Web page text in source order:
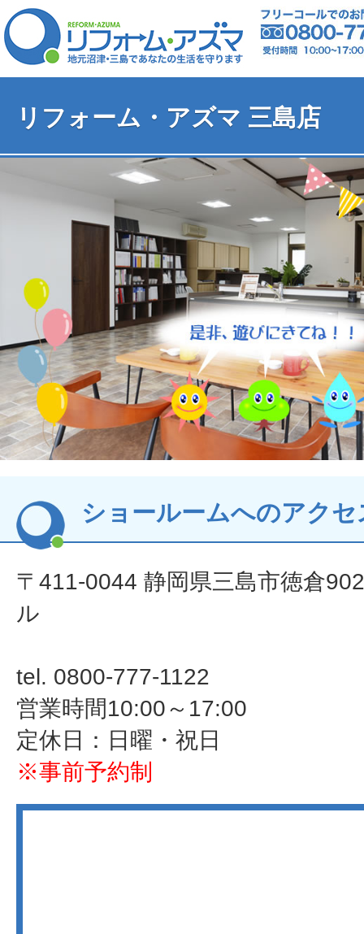
リフォーム・アズマ 三島店
ショールームへのアクセ
〒411-0044 静岡県三島市徳倉
ル
tel. 0800-777-1122
営業時間10:00～17:00
定休日：日曜・祝日
※事前予約制